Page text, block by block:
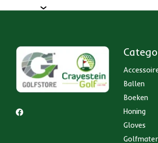
Ballen
Boeken
Honing
Gloves